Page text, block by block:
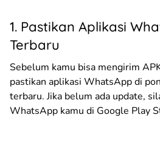
1. Pastikan Aplikasi
Terbaru
Sebelum kamu bisa mengirim
pastikan aplikasi WhatsApp di
terbaru. Jika belum ada update,
WhatsApp kamu di Google Play